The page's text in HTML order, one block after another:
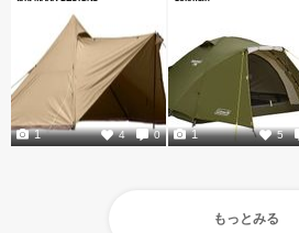
4 0
1 5
1
もっとみる